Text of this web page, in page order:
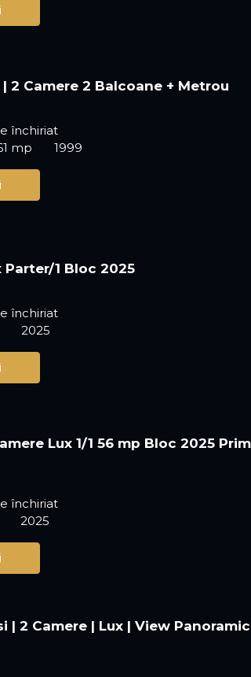
2 Camere 2 Balcoane + Metrou
închiriat
mp 1999
1 Bloc 2025
închiriat
2025
Lux 1/1 56 mp Bloc 2025
închiriat
2025
| 2 Camere | Lux | View